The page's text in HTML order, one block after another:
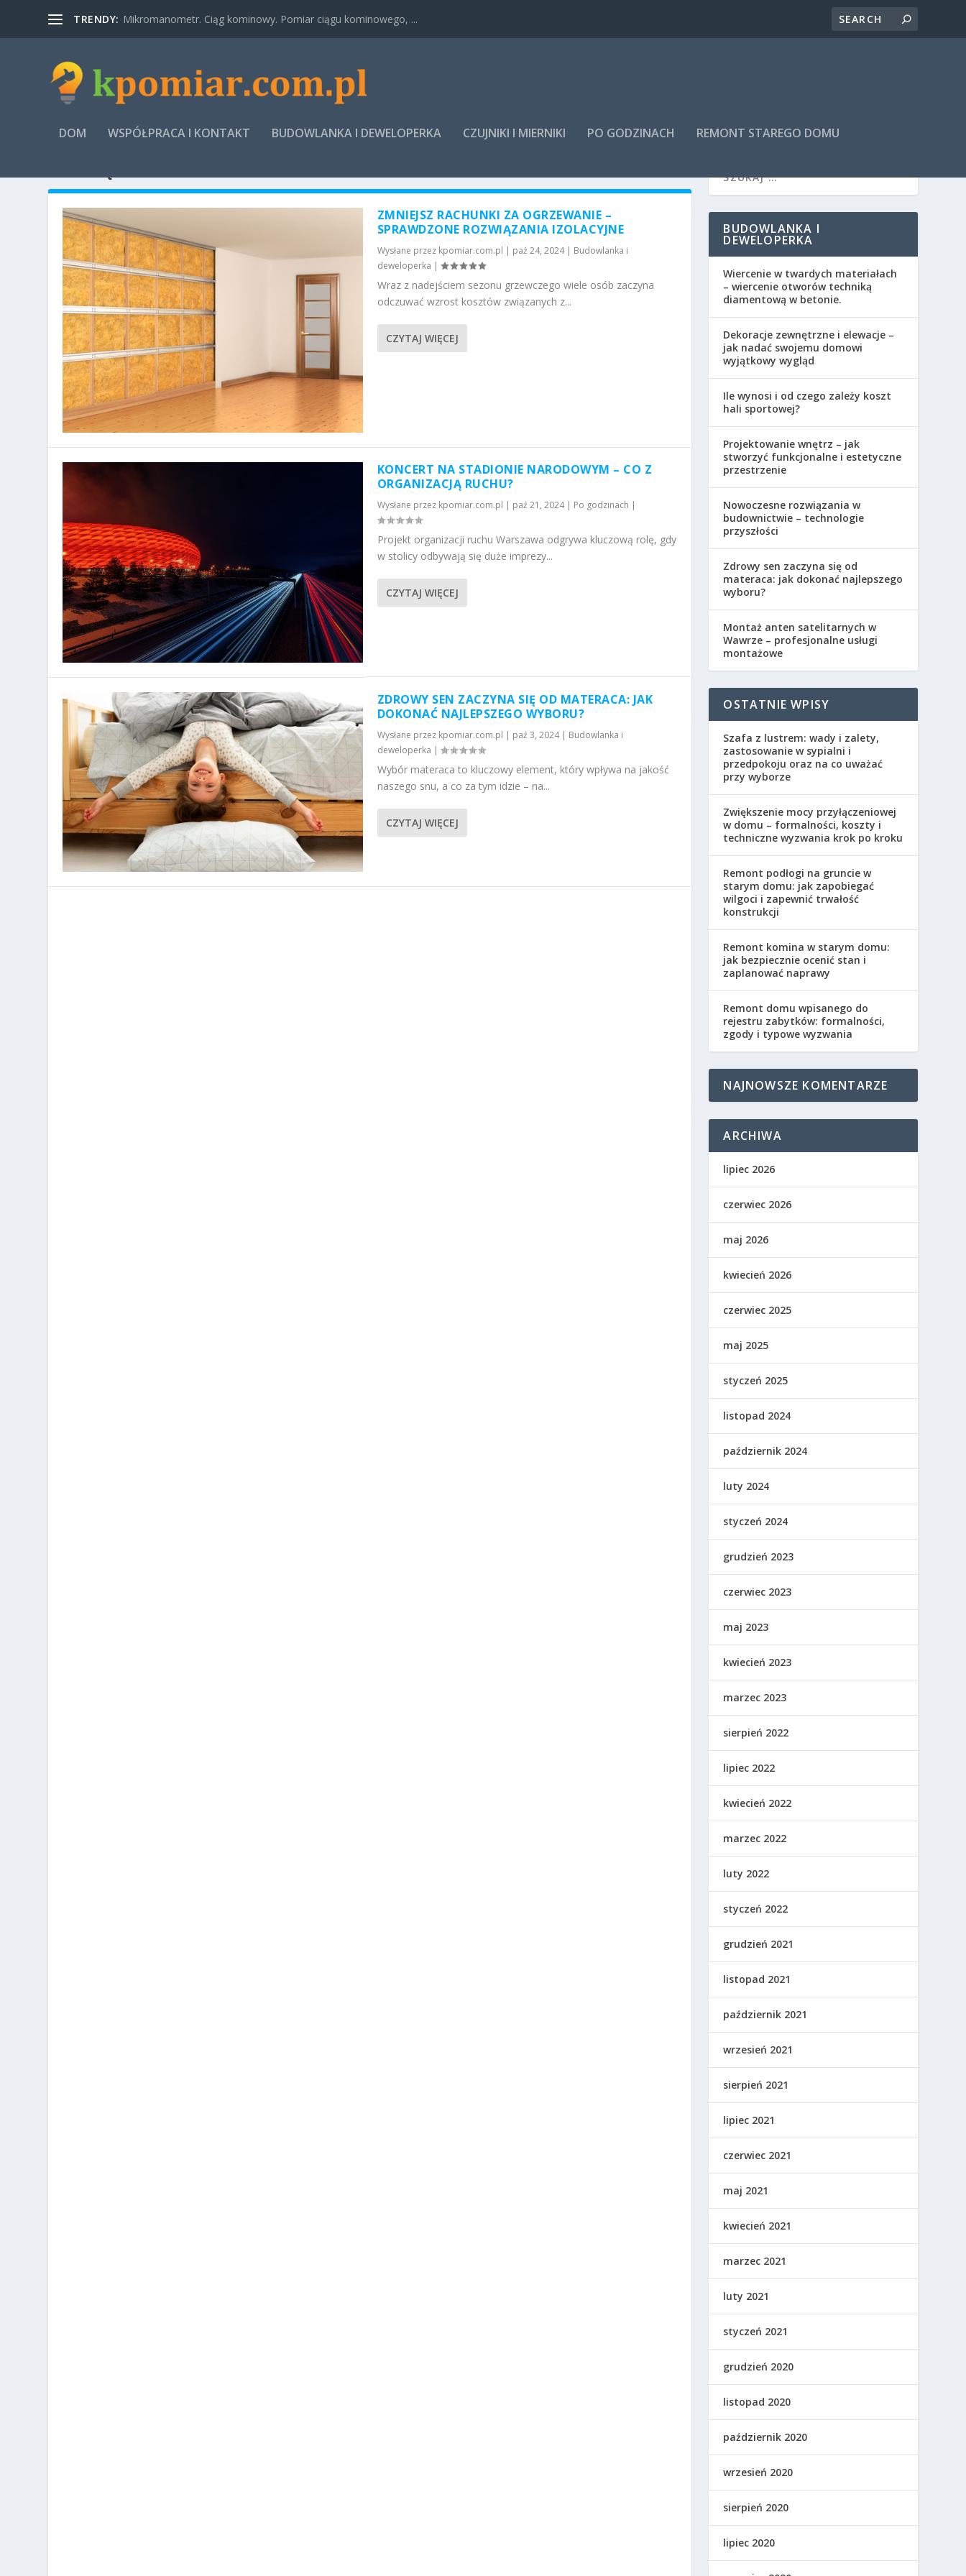
TRENDY: Mikromanometr. Ciąg kominowy. Pomiar ciągu kominowego, ...
DOM WSPÓŁPRACA I KONTAKT BUDOWLANKA I DEWELOPERKA CZUJNIKI I MIERNIKI PO GODZINACH REMONT STAREGO DOMU
ZMNIEJSZ RACHUNKI ZA OGRZEWANIE –
SPRAWDZONE ROZWIĄZANIA IZOLACYJNE
Wysłane przez kpomiar.com.pl | paź 24, 2024| Budowlanka i
deweloperka |
Wraz z nadejściem sezonu grzewczego wiele osób zaczyna
odczuwać wzrost kosztów związanych z...
CZYTAJ WIĘCEJ
KONCERT NA STADIONIE NARODOWYM – CO Z
ORGANIZACJĄ RUCHU?
Wysłane przez kpomiar.com.pl | paź 21, 2024| Po godzinach |
Projekt organizacji ruchu Warszawa odgrywa kluczową rolę, gdy
w stolicy odbywają się duże imprezy...
CZYTAJ WIĘCEJ
ZDROWY SEN ZACZYNA SIĘ OD MATERACA: JAK
DOKONAĆ NAJLEPSZEGO WYBORU?
Wysłane przez kpomiar.com.pl | paź 3, 2024| Budowlanka i
deweloperka |
Wybór materaca to kluczowy element, który wpływa na jakość
naszego snu, a co za tym idzie – na...
CZYTAJ WIĘCEJ
BUDOWLANKA I
DEWELOPERKA
Wiercenie w twardych materiałach
– wiercenie otworów techniką
diamentową w betonie.
Dekoracje zewnętrzne i elewacje –
jak nadać swojemu domowi
wyjątkowy wygląd
Ile wynosi i od czego zależy koszt
hali sportowej?
Projektowanie wnętrz – jak
stworzyć funkcjonalne i estetyczne
przestrzenie
Nowoczesne rozwiązania w
budownictwie – technologie
przyszłości
Zdrowy sen zaczyna się od
materaca: jak dokonać najlepszego
wyboru?
Montaż anten satelitarnych w
Wawrze – profesjonalne usługi
montażowe
OSTATNIE WPISY
Szafa z lustrem: wady i zalety,
zastosowanie w sypialni i
przedpokoju oraz na co uważać
przy wyborze
Zwiększenie mocy przyłączeniowej
w domu – formalności, koszty i
techniczne wyzwania krok po kroku
Remont podłogi na gruncie w
starym domu: jak zapobiegać
wilgoci i zapewnić trwałość
konstrukcji
Remont komina w starym domu:
jak bezpiecznie ocenić stan i
zaplanować naprawy
Remont domu wpisanego do
rejestru zabytków: formalności,
zgody i typowe wyzwania
NAJNOWSZE KOMENTARZE
ARCHIWA
lipiec 2026
czerwiec 2026
maj 2026
kwiecień 2026
czerwiec 2025
maj 2025
styczeń 2025
listopad 2024
październik 2024
luty 2024
styczeń 2024
grudzień 2023
czerwiec 2023
maj 2023
kwiecień 2023
marzec 2023
sierpień 2022
lipiec 2022
kwiecień 2022
marzec 2022
luty 2022
styczeń 2022
grudzień 2021
listopad 2021
październik 2021
wrzesień 2021
sierpień 2021
lipiec 2021
czerwiec 2021
maj 2021
kwiecień 2021
marzec 2021
luty 2021
styczeń 2021
grudzień 2020
listopad 2020
październik 2020
wrzesień 2020
sierpień 2020
lipiec 2020